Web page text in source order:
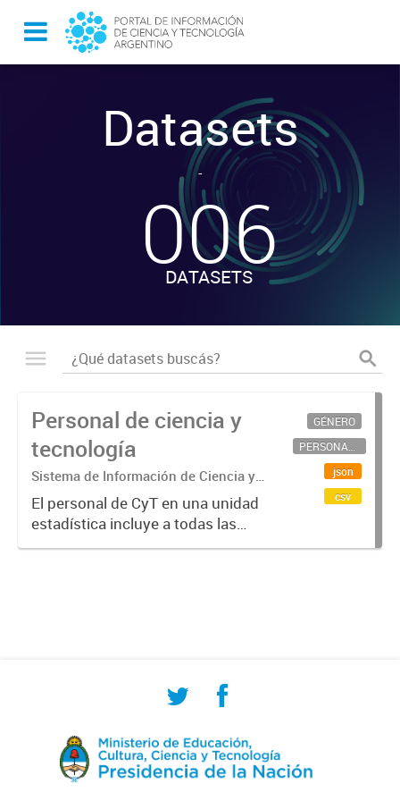
Datasets
-
006
DATASETS
Personal de ciencia y
tecnología
Sistema de Información de Ciencia y
Tecnología Argentino (SICYTAR)
El personal de CyT en una unidad
estadística incluye a todas las
personas involucradas
GÉNERO
PERSONAL CIENTÍFICO-TECNOLÓGICO
json
csv